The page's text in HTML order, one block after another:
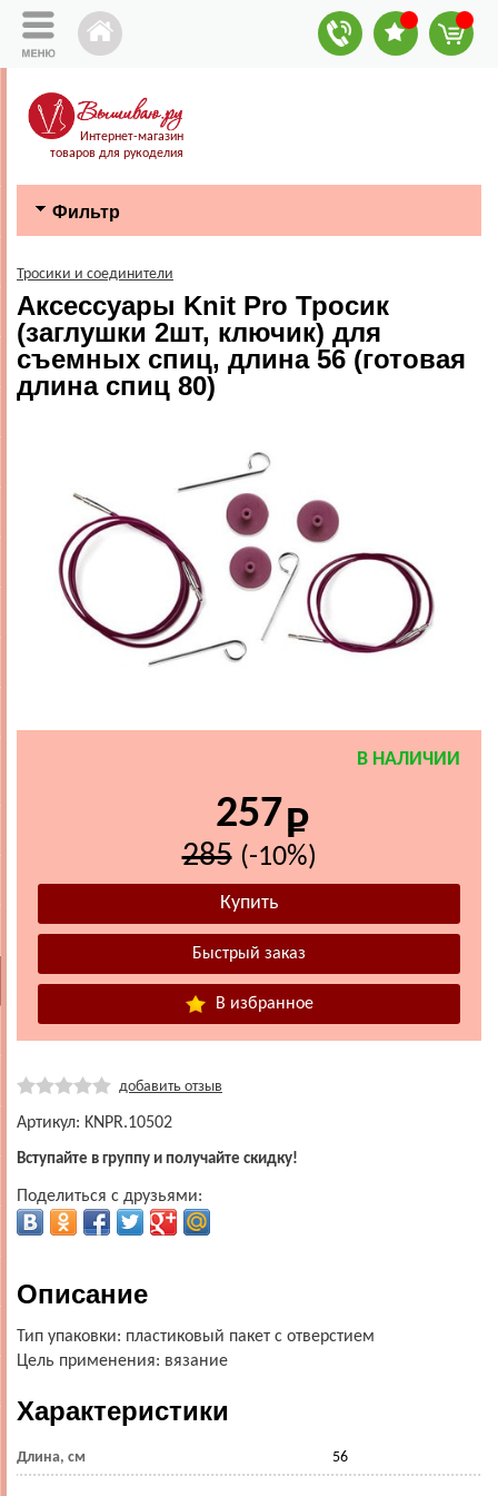
Интернет-магазин
товаров для рукоделия
Фильтр
Тросики и соединители
Аксессуары Knit Pro Тросик
(заглушки 2шт, ключик) для
съемных спиц, длина 56 (готовая
длина спиц 80)
В НАЛИЧИИ
257
285 (-10%)
В избранное
добавить отзыв
Артикул: KNPR.10502
Вступайте в группу и получайте скидку!
Поделиться с друзьями:
Описание
Тип упаковки: пластиковый пакет с отверстием
Цель применения: вязание
Характеристики
Длина, см 56